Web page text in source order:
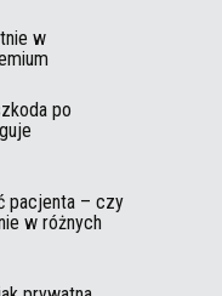
w
po
pacjenta – czy
w różnych